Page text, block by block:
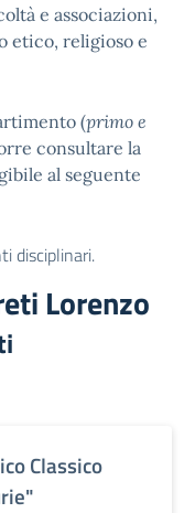
e associazioni,
etico, religioso e
(primo e
consultare la
al seguente
disciplinari.
Lorenzo
Classico